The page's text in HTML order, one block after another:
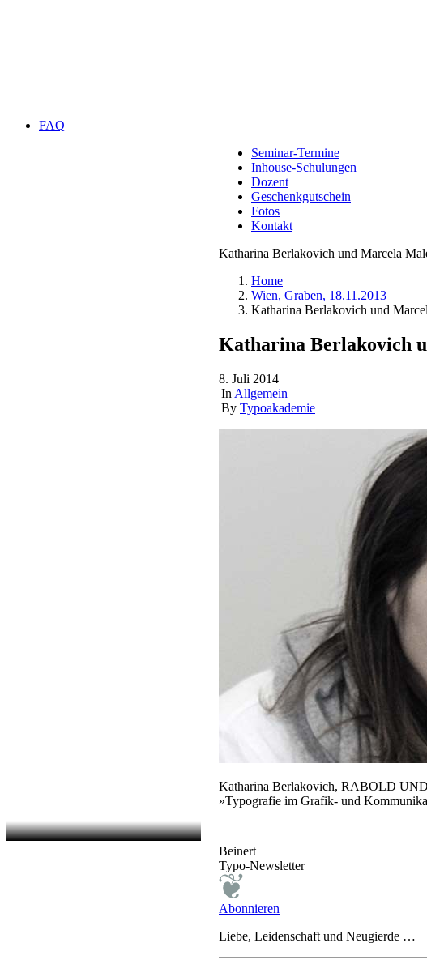
FAQ
Seminar-Termine
Inhouse-Schulungen
Dozent
Geschenkgutschein
Fotos
Kontakt
Katharina Berlakovich und Marcela
Home
Wien, Graben, 18.11.2013
Katharina Berlakovich und
Katharina Berlakovich
8. Juli 2014
|In Allgemein
|By Typoakademie
Katharina Berlakovich, RABOLD UND
»Typografie im Grafik- und
Beinert
Typo-Newsletter
Abonnieren
Liebe, Leidenschaft und Neugierde …